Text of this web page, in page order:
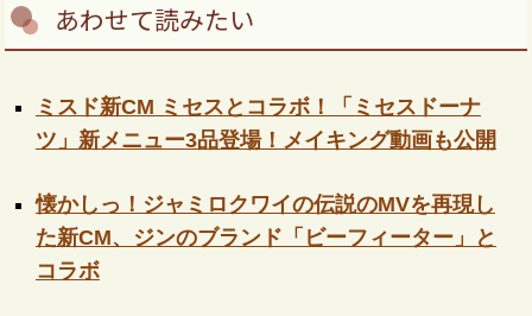
あわせて読みたい
ミスド新CM ミセスとコラボ！「ミセスドーナ
ツ」新メニュー3品登場！メイキング動画も公開
懐かしっ！ジャミロクワイの伝説のMVを再現し
た新CM、ジンのブランド「ビーフィーター」と
コラボ